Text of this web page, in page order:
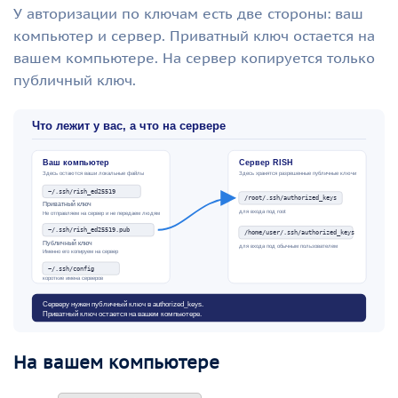
У авторизации по ключам есть две стороны: ваш
компьютер и сервер. Приватный ключ остается на
вашем компьютере. На сервер копируется только
публичный ключ.
На вашем компьютере